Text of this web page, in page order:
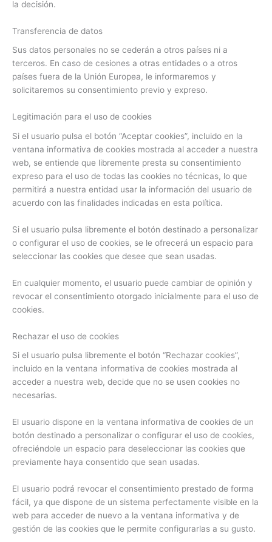
la decisión.
Transferencia de datos
Sus datos personales no se cederán a otros países ni a
terceros. En caso de cesiones a otras entidades o a otros
países fuera de la Unión Europea, le informaremos y
solicitaremos su consentimiento previo y expreso.
Legitimación para el uso de cookies
Si el usuario pulsa el botón “Aceptar cookies”, incluido en la
ventana informativa de cookies mostrada al acceder a nuestra
web, se entiende que libremente presta su consentimiento
expreso para el uso de todas las cookies no técnicas, lo que
permitirá a nuestra entidad usar la información del usuario de
acuerdo con las finalidades indicadas en esta política.
Si el usuario pulsa libremente el botón destinado a personalizar
o configurar el uso de cookies, se le ofrecerá un espacio para
seleccionar las cookies que desee que sean usadas.
En cualquier momento, el usuario puede cambiar de opinión y
revocar el consentimiento otorgado inicialmente para el uso de
cookies.
Rechazar el uso de cookies
Si el usuario pulsa libremente el botón “Rechazar cookies”,
incluido en la ventana informativa de cookies mostrada al
acceder a nuestra web, decide que no se usen cookies no
necesarias.
El usuario dispone en la ventana informativa de cookies de un
botón destinado a personalizar o configurar el uso de cookies,
ofreciéndole un espacio para deseleccionar las cookies que
previamente haya consentido que sean usadas.
El usuario podrá revocar el consentimiento prestado de forma
fácil, ya que dispone de un sistema perfectamente visible en la
web para acceder de nuevo a la ventana informativa y de
gestión de las cookies que le permite configurarlas a su gusto.